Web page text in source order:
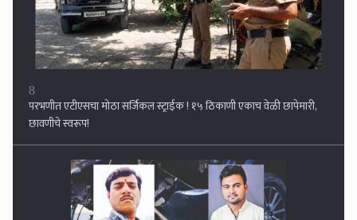
अपघातातील जखमीचा जीव वाचविणार्‍या चौघांवरच काळाचा घाला